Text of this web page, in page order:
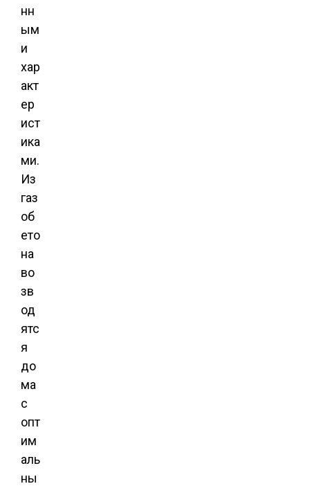
нн
ым
и
хар
акт
ер
ист
ика
ми.
Из
газ
об
ето
на
во
зв
од
ятс
я
до
ма
с
опт
им
аль
ны